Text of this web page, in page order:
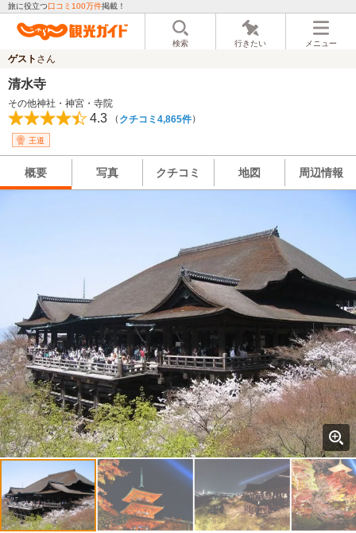
旅に役立つ口コミ100万件掲載！
検索 行きたい メニュー
ゲスト さん
清水寺
その他神社・神宮・寺院
4.3 （ クチコミ4,865件）
王道
概要 写真 クチコミ 地図 周辺情報